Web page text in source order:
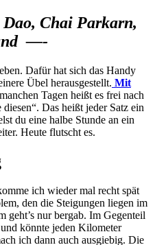
Chai Parkarn,
—-
Dafür hat sich das Handy
Übel herausgestellt. Mit
Tagen heißt es frei nach
Das heißt jeder Satz ein
du eine halbe Stunde an ein
Heute flutscht es.
ich wieder mal recht spät
den die Steigungen liegen im
geht’s nur bergab. Im Gegenteil
könnte jeden Kilometer
ich dann auch ausgiebig. Die